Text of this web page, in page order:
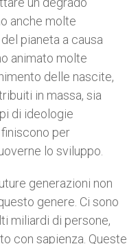
anche molte
pianeta a causa
animato molte
delle nascite,
in massa, sia
di ideologie
per
lo sviluppo.
generazioni non
genere. Ci sono
miliardi di persone,
con sapienza. Queste